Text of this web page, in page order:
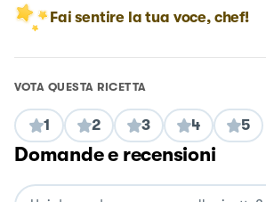
Fai sentire la tua voce, chef!
VOTA QUESTA RICETTA
1 2 3 4 5
Domande e recensioni